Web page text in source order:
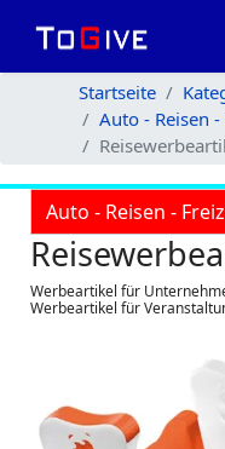
Startseite
Auto - Reisen
Auto - Reisen -
Werbeartikel für
Werbeartikel für